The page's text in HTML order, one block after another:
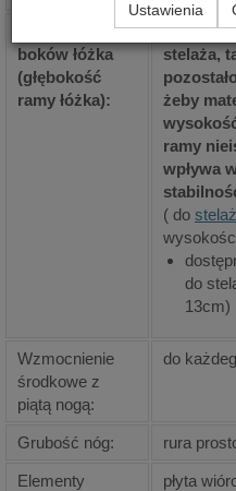
boków łóżka
(głębokość
ramy łóżka):
ramę
stelaża,
żeby
ramy
wpływa
( do
do
13cm)
Wzmocnienie
środkowe z
piątą nogą:
do
Grubość nóg: rura
Elementy
płyta
Ustawienia